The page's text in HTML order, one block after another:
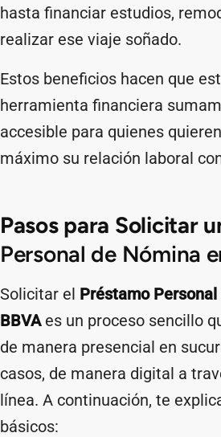
hasta financiar estudios,
realizar ese viaje soñado.
Estos beneficios hacen que
herramienta financiera
accesible para quienes
máximo su relación laboral
Pasos para Solicitar
Personal de Nómina
Solicitar el Préstamo
BBVAes un proceso sencillo
de manera presencial en
casos, de manera digital a
línea. A continuación, te
básicos: